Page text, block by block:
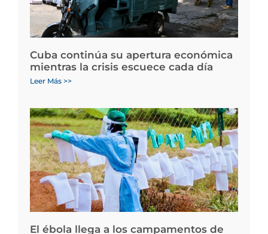
Cuba continúa su apertura económica
mientras la crisis escuece cada día
Leer Más >>
El ébola llega a los campamentos de